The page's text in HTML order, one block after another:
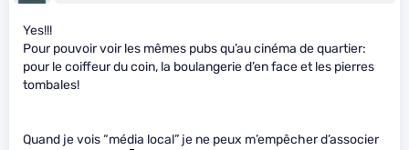
Yes!!!
Pour pouvoir voir les mêmes pubs qu’au cinéma de quartier:
pour le coiffeur du coin, la boulangerie d’en face et les pierres
tombales!
Quand je vois “média local” je ne peux m’empêcher d’associer